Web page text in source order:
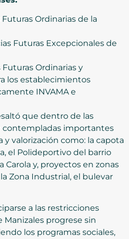
Ordinarias de la
Futuras Excepcionales de
Futuras Ordinarias y
los establecimientos
INVAMA e
que dentro de las
contempladas importantes
y valorización como: la capota
el Polideportivo del barrio
Carola y, proyectos en zonas
Zona Industrial, el bulevar
a las restricciones
Manizales progrese sin
los programas sociales,